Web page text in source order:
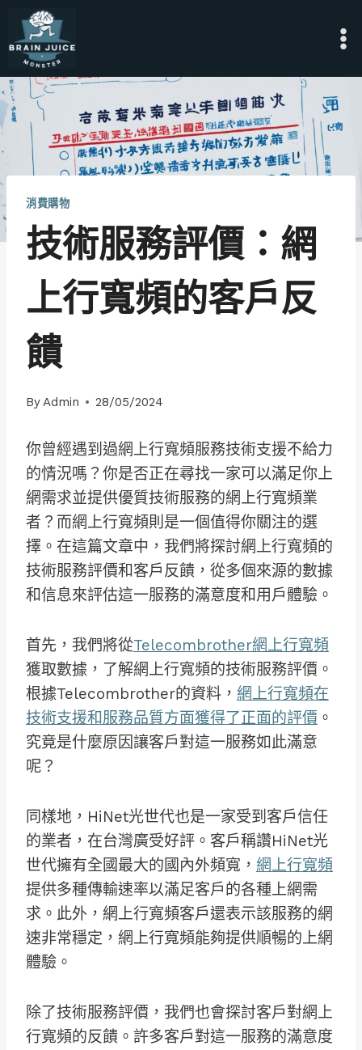
Skip
content
消費購物
技術服務評價：網
上行寬頻的客戶反
饋
ByAdmin 28/05/2024
你曾經遇到過網上行寬頻服務技術支援不給力
的情況嗎？你是否正在尋找一家可以滿足你上
網需求並提供優質技術服務的網上行寬頻業
者？而網上行寬頻則是一個值得你關注的選
擇。在這篇文章中，我們將探討網上行寬頻的
技術服務評價和客戶反饋，從多個來源的數據
和信息來評估這一服務的滿意度和用戶體驗。
首先，我們將從Telecombrother網上行寬頻
獲取數據，了解網上行寬頻的技術服務評價。
根據Telecombrother的資料， 網上行寬頻在
技術支援和服務品質方面獲得了正面的評價 。
究竟是什麼原因讓客戶對這一服務如此滿意
呢？
同樣地，HiNet光世代也是一家受到客戶信任
的業者，在台灣廣受好評。客戶稱讚HiNet光
世代擁有全國最大的國內外頻寬， 網上行寬頻
提供多種傳輸速率以滿足客戶的各種上網需
求。此外，網上行寬頻客戶還表示該服務的網
速非常穩定，網上行寬頻能夠提供順暢的上網
體驗。
除了技術服務評價，我們也會探討客戶對網上
行寬頻的反饋。許多客戶對這一服務的滿意度